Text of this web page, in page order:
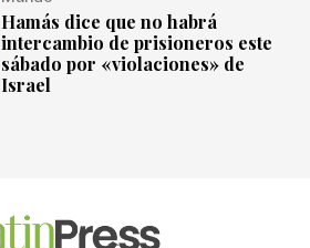
Hamás dice que no habrá
intercambio de prisioneros este
sábado por «violaciones» de
Israel